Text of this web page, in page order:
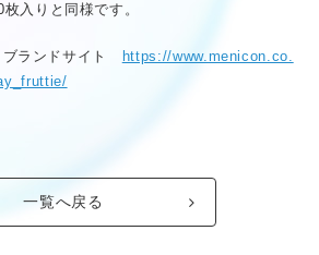
入りと同様です。
ランドサイト
https://www.menicon.co.
一覧へ戻る